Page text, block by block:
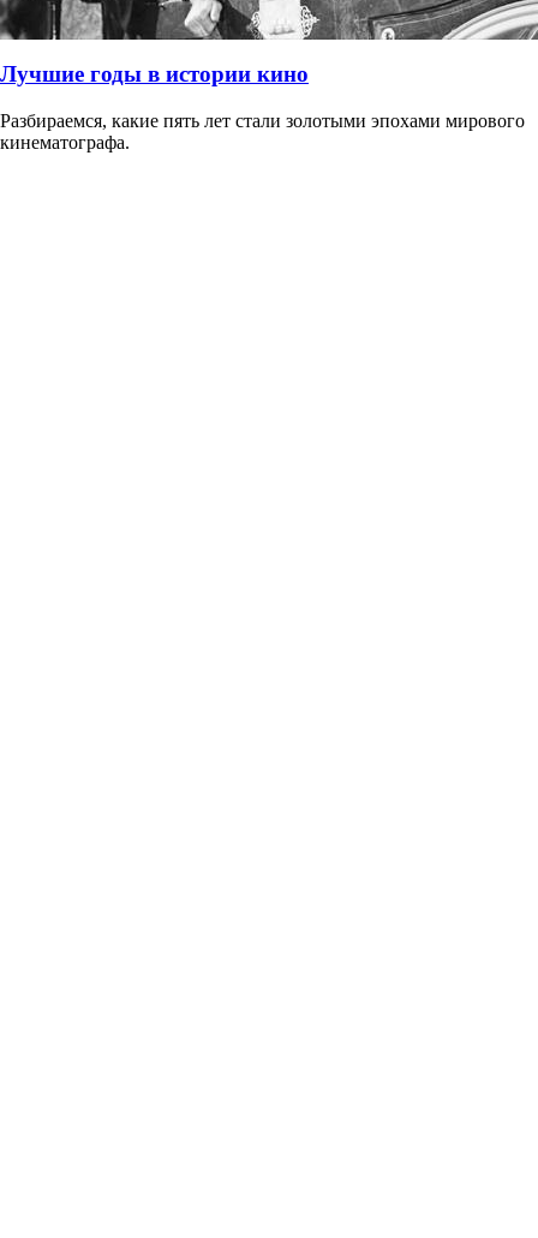
Лучшие годы в истории кино
Разбираемся, какие пять лет стали золотыми эпохами мирового
кинематографа.